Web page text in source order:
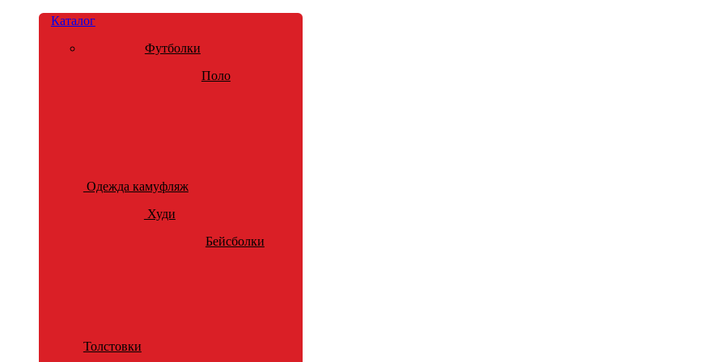
Каталог
Футболки
Поло
Одежда камуфляж
Худи
Бейсболки
Толстовки